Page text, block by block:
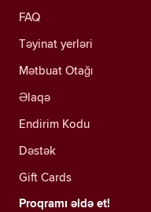
FAQ
Təyinat yerləri
Mətbuat Otağı
Əlaqə
Endirim Kodu
Dəstək
Gift Cards
Proqramı əldə et!